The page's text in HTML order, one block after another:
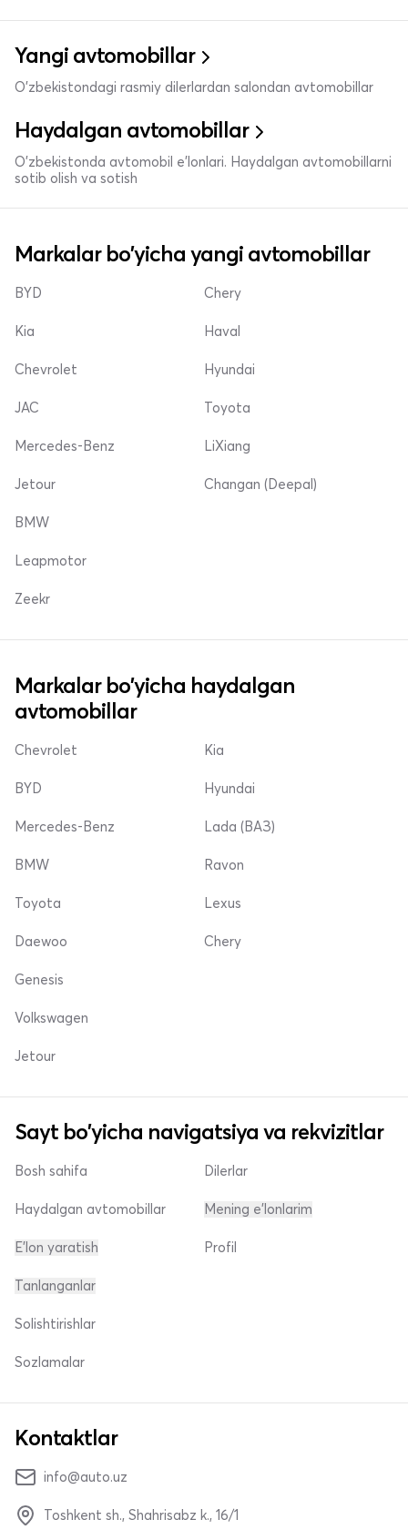
Yangi avtomobillar
O'zbekistondagi rasmiy dilerlardan salondan avtomobillar
Haydalgan avtomobillar
O'zbekistonda avtomobil e’lonlari. Haydalgan avtomobillarni
sotib olish va sotish
Markalar bo'yicha yangi avtomobillar
BYD
Kia
Chevrolet
Chery
Haval
Hyundai
JAC
Mercedes-Benz
Jetour
Toyota
LiXiang
Changan (Deepal)
BMW
Leapmotor
Zeekr
Markalar bo'yicha haydalgan
avtomobillar
Chevrolet
BYD
Mercedes-Benz
Kia
Hyundai
Lada (ВАЗ)
BMW
Toyota
Daewoo
Ravon
Lexus
Chery
Genesis
Volkswagen
Jetour
Sayt bo'yicha navigatsiya va rekvizitlar
Bosh sahifa
Haydalgan avtomobillar
E'lon yaratish
Dilerlar
Mening e'lonlarim
Profil
Tanlanganlar
Solishtirishlar
Sozlamalar
Kontaktlar
info@auto.uz
Toshkent sh., Shahrisabz k., 16/1